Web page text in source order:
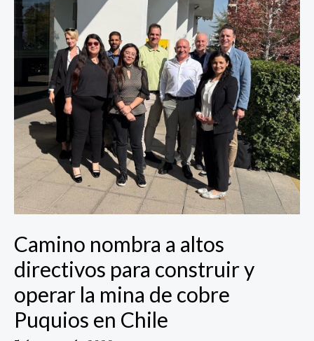
Camino nombra a altos
directivos para construir y
operar la mina de cobre
Puquios en Chile
directivos
para
construir
operar
la
mina
de
cobre
Puquios
en
Chile